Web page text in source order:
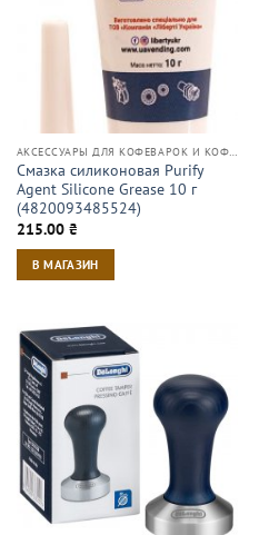
АКСЕССУАРЫ ДЛЯ КОФЕВАРОК И КОФЕМАШИН
Смазка силиконовая Purify
Agent Silicone Grease 10 г
(4820093485524)
215.00 ₴
В МАГАЗИН